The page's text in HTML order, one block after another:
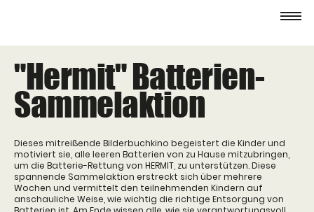
"Hermit" Batterien-
Sammelaktion
Dieses mitreißende Bilderbuchkino begeistert die Kinder und
motiviert sie, alle leeren Batterien von zu Hause mitzubringen,
um die Batterie-Rettung von HERMIT, zu unterstützen. Diese
spannende Sammelaktion erstreckt sich über mehrere
Wochen und vermittelt den teilnehmenden Kindern auf
anschauliche Weise, wie wichtig die richtige Entsorgung von